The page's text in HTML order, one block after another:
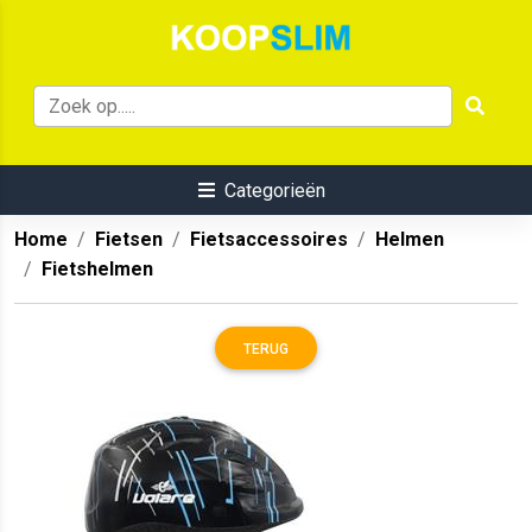
Categorieën
Home Fietsen Fietsaccessoires
Helmen
Fietshelmen
TERUG